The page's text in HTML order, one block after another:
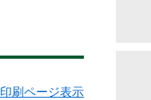
印刷ページ表示